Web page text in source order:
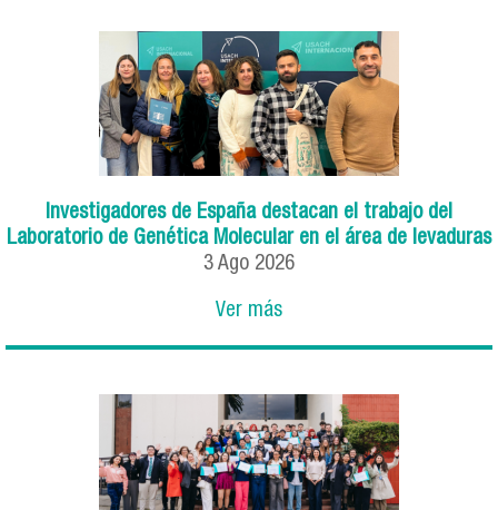
Investigadores de España destacan el trabajo del
Laboratorio de Genética Molecular en el área de levaduras
3 Ago 2026
Ver más